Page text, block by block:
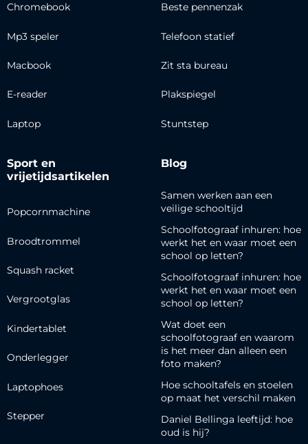
Chromebook
Mp3 speler
Macbook
E-reader
Laptop
Beste pennenzak
Telefoon statief
Zit sta bureau
Plakspiegel
Stuntstep
Sport en
vrijetijdsartikelen
Popcornmachine
Broodtrommel
Squash racket
Vergrootglas
Kindertablet
Onderlegger
Laptophoes
Stepper
Blog
Samen werken aan een
veilige schooltijd
Schoolfotograaf inhuren: hoe
werkt het en waar moet een
school op letten?
Schoolfotograaf inhuren: hoe
werkt het en waar moet een
school op letten?
Wat doet een
schoolfotograaf en waarom
is het meer dan alleen een
foto maken?
Hoe schooltafels en stoelen
op maat het verschil maken
Daniel Bellinga leeftijd: hoe
oud is hij?